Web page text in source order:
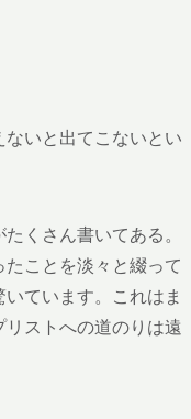
いと出てこないとい
くさん書いてある。
ことを淡々と綴って
ています。これはま
ストへの道のりは遠